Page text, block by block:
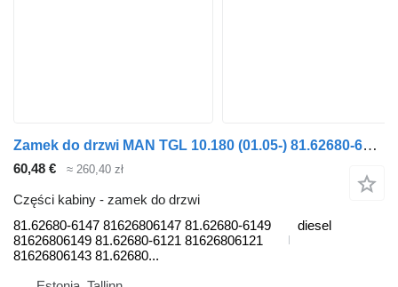
Zamek do drzwi MAN TGL 10.180 (01.05-) 81.62680-6147 do ciągnika siodłowego MAN TGL, TGM, TGS, TGX (2005-2021)
60,48 € ≈ 260,40 zł
Części kabiny - zamek do drzwi
81.62680-6147 81626806147 81.62680-6149
81626806149 81.62680-6121 81626806121
81626806143 81.62680...
diesel